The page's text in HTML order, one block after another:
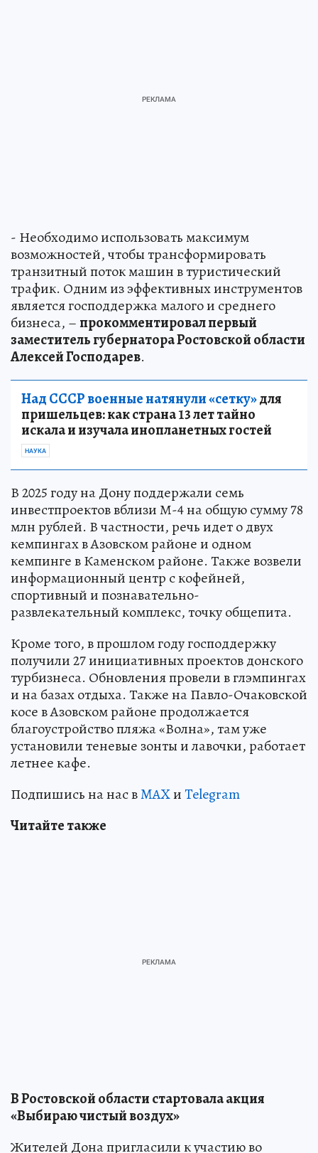
- Необходимо использовать максимум
возможностей, чтобы трансформировать
транзитный поток машин в туристический
трафик. Одним из эффективных инструментов
является господдержка малого и среднего
бизнеса, –прокомментировал первый
заместитель губернатора Ростовской области
Алексей Господарев.
Над СССР военные натянули «сетку»для
пришельцев: как страна 13 лет тайно
искала и изучала инопланетных гостей
НАУКА
В 2025 году на Дону поддержали семь
инвестпроектов вблизи М-4 на общую сумму 78
млн рублей. В частности, речь идет о двух
кемпингах в Азовском районе и одном
кемпинге в Каменском районе. Также возвели
информационный центр с кофейней,
спортивный и познавательно-
развлекательный комплекс, точку общепита.
Кроме того, в прошлом году господдержку
получили 27 инициативных проектов донского
турбизнеса. Обновления провели в глэмпингах
и на базах отдыха. Также на Павло-Очаковской
косе в Азовском районе продолжается
благоустройство пляжа «Волна», там уже
установили теневые зонты и лавочки, работает
летнее кафе.
Подпишись на нас вMAXиTelegram
Читайте также
В Ростовской области стартовала акция
«Выбираю чистый воздух»
Жителей Дона пригласили к участию во